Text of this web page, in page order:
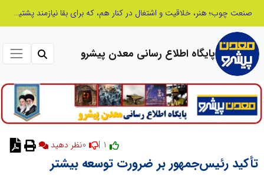
از کشف استعدادهای ناب تا پرورش آن‌ها با رویکردهای نوآورانه؛ مسیر تحول‌آفرین شنای ایران در سطح جهانی
پایگاه اطلاع رسانی معدن پیشرو
نظر دهید
تأکید رئیس‌جمهور بر ضرورت توسعه بیشتر